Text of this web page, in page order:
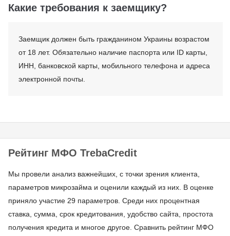
Какие требования к заемщику?
Заемщик должен быть гражданином Украины возрастом
от 18 лет. Обязательно наличие паспорта или ID карты,
ИНН, банковской карты, мобильного телефона и адреса
электронной почты.
Рейтинг МФО TrebaCredit
Мы провели анализ важнейших, с точки зрения клиента,
параметров микрозайма и оценили каждый из них. В оценке
приняло участие 29 параметров. Среди них процентная
ставка, сумма, срок кредитования, удобство сайта, простота
получения кредита и многое другое. Сравнить рейтинг МФО